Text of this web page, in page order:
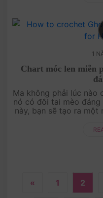
1
Chart móc len miễn
Ma không phải lúc nào
nó có đôi tai mèo
này, bạn sẽ tạo ra một
sáng
« 1 2